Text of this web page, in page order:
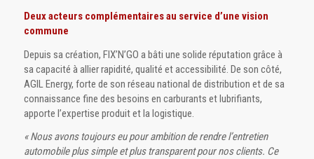
Deux acteurs complémentaires au service d’une vision
commune
Depuis sa création, FIX’N’GO a bâti une solide réputation grâce à
sa capacité à allier rapidité, qualité et accessibilité. De son côté,
AGIL Energy, forte de son réseau national de distribution et de sa
connaissance fine des besoins en carburants et lubrifiants,
apporte l’expertise produit et la logistique.
« Nous avons toujours eu pour ambition de rendre l’entretien
automobile plus simple et plus transparent pour nos clients. Ce